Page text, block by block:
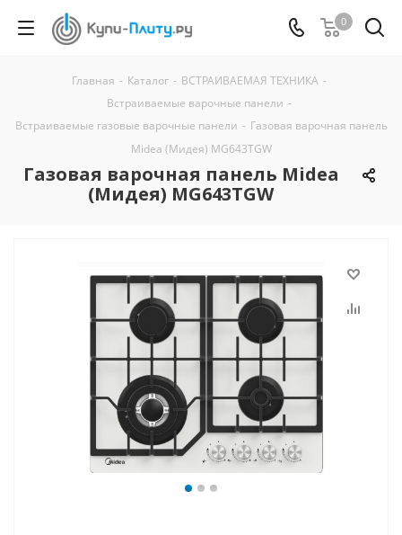
0
Главная - Каталог - ВСТРАИВАЕМАЯ ТЕХНИКА -
Встраиваемые варочные панели -
Встраиваемые газовые варочные панели - Газовая варочная панель
Midea (Мидея) MG643TGW
Газовая варочная панель Midea
(Мидея) MG643TGW